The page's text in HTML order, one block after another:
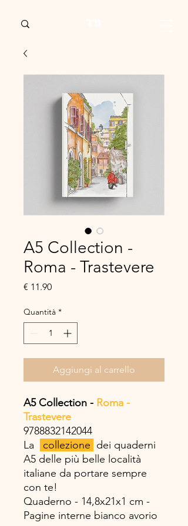
A5 Collection -
Roma - Trastevere
€ 11.90Prezzo
Quantità *
Aggiungi al carrello
A5 Collection - Roma -
Trastevere
9788832142044
La
collezione dei quaderni
A5 delle più belle località
italiane da portare sempre
con te!
Quaderno - 14,8x21x1 cm -
Pagine interne bianco avorio